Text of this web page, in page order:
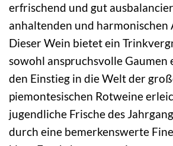
erfrischend und gut
anhaltenden und harmonischen
Dieser Wein bietet ein
sowohl anspruchsvolle Gaumen
den Einstieg in die Welt der
piemontesischen Rotweine
jugendliche Frische des
durch eine bemerkenswerte